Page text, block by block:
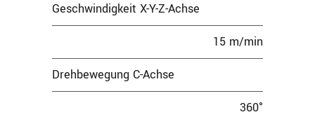
Geschwindigkeit X-Y-Z-Achse
15 m/min
Drehbewegung C-Achse
360°